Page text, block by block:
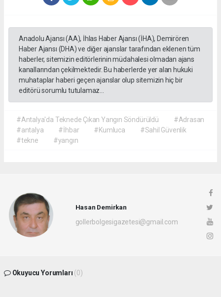
Anadolu Ajansı (AA), İhlas Haber Ajansı (İHA), Demirören
Haber Ajansı (DHA) ve diğer ajanslar tarafından eklenen tüm
haberler, sitemizin editörlerinin müdahalesi olmadan ajans
kanallarından çekilmektedir. Bu haberlerde yer alan hukuki
muhataplar haberi geçen ajanslar olup sitemizin hiç bir
editörü sorumlu tutulamaz...
#Antalya'da Teknede Çıkan Yangın Söndürüldü
#Adrasan
#antalya
#İhbar #Kumluca
#Sahil Güvenlik
#tekne
#yangın
Hasan Demirkan
gollerbolgesigazetesi@gmail.com
Okuyucu Yorumları (0)